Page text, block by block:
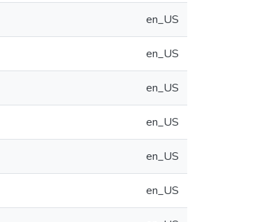
en_US
en_US
en_US
en_US
en_US
en_US